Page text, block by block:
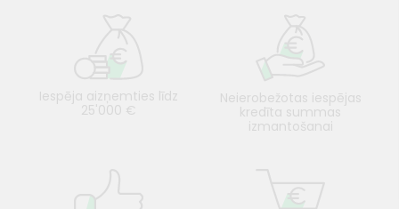
Iespēja aizņemties līdz
25'000 €
Neierobežotas iespējas
kredīta summas
izmantošanai